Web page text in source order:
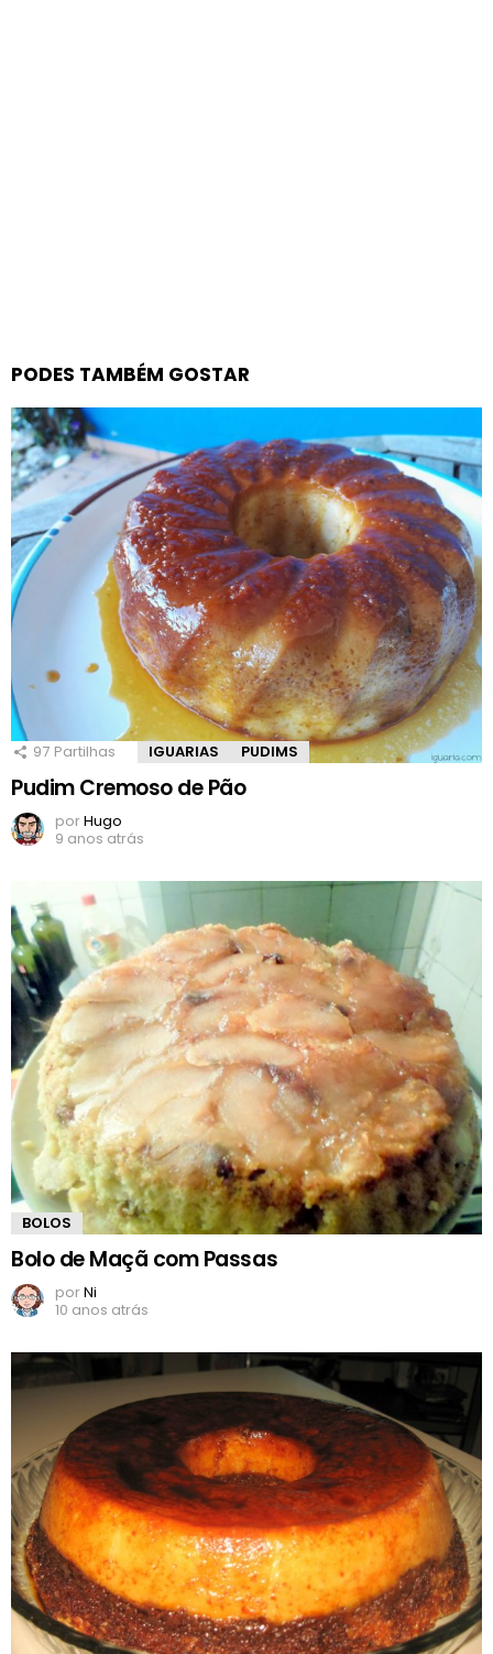
PODES TAMBÉM GOSTAR
97 Partilhas IGUARIAS PUDIMS
Pudim Cremoso de Pão
porHugo
9 anos atrás
BOLOS
Bolo de Maçã com Passas
porNi
10 anos atrás